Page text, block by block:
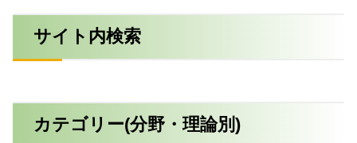
サイト内検索
カテゴリー(分野・理論別)